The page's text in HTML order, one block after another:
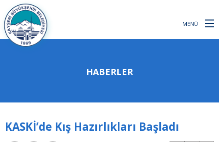
MENÜ
HABERLER
KASKİ’de Kış Hazırlıkları Başladı